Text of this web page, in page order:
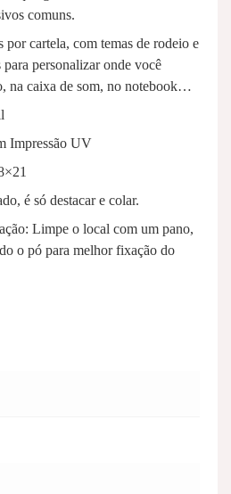
comuns.
por cartela, com temas de rodeio e
personalizar onde você
na caixa de som, no notebook…
Impressão UV
é só destacar e colar.
Limpe o local com um pano,
o pó para melhor fixação do